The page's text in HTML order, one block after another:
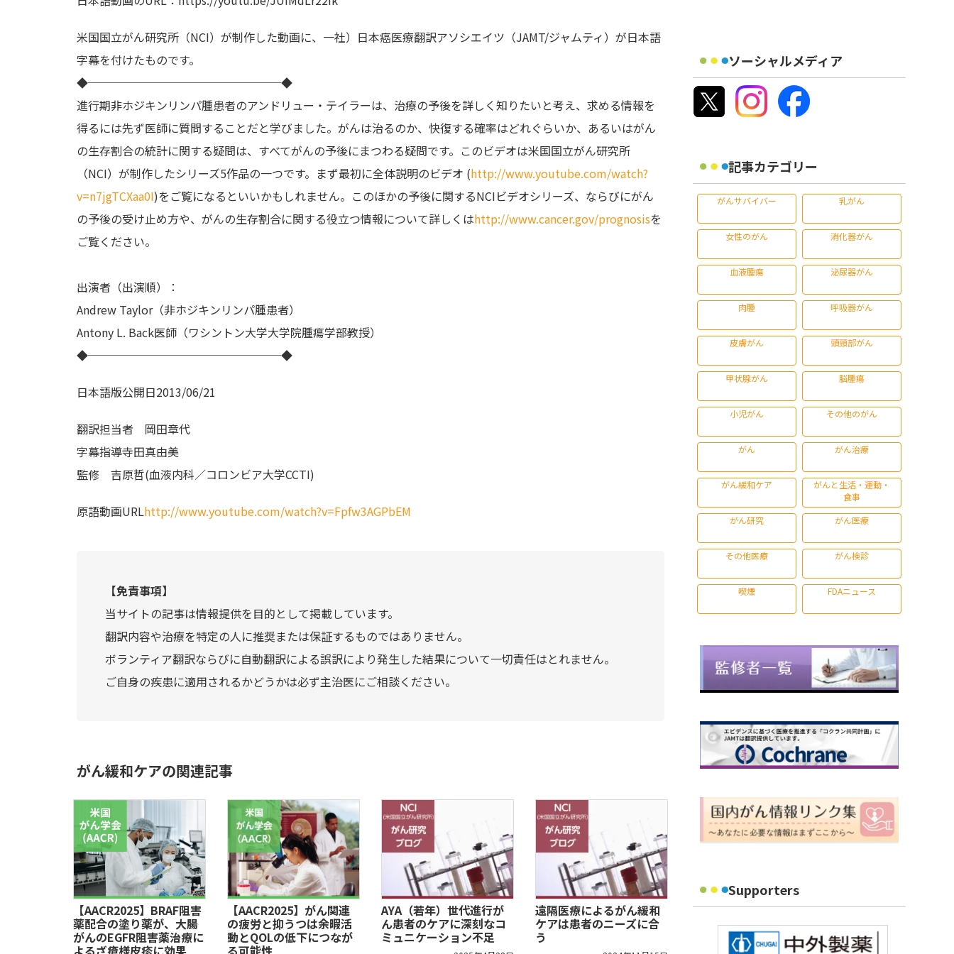
米国国立がん研究所（NCI）が制作した動画に、一社）日本癌医療翻訳アソシエイツ（JAMT/ジャムティ）が日本語
字幕を付けたものです。
◆─────────────────◆
進行期非ホジキンリンパ腫患者のアンドリュー・テイラーは、治療の予後を詳しく知りた­いと考え、求める情報を
得るには先ず医師に質問することだと学びました。がんは治るのか­、快復する確率はどれぐらいか、あるいはがん
の生存割合の統計に関する疑問は、すべてがんの­予後にまつわる疑問です。このビデオは米国国立がん研究所
（NCI）が制作したシリーズ­5作品の一つです。まず最初に全体説明のビデオ (http://www.youtube.com/watch?
v=n7jgTCXaa0I)をご覧になるといいかもしれません。このほかの予後に関するNCIビデオシリーズ、 ­ならびにがん
の予後の受け止め方や、がんの生存割合に関する役立つ情報について詳しくはhttp://www.cancer.gov/prognosisを
ご覧ください。
出演者（出演順）：
Andrew Taylor（非ホジキンリンパ腫患者）
Antony L. Back医師（ワシントン大学大学院腫瘍学部教授）
◆─────────────────◆
日本語版公開日2013/06/21
翻訳担当者 岡田章代
字幕指導寺田真由美
監修 吉原哲(血液内科／コロンビア大学CCTI)
原語動画URLhttp://www.youtube.com/watch?v=Fpfw3AGPbEM
【免責事項】
当サイトの記事は情報提供を目的として掲載しています。
翻訳内容や治療を特定の人に推奨または保証するものではありません。
ボランティア翻訳ならびに自動翻訳による誤訳により発生した結果について一切責任はとれません。
ご自身の疾患に適用されるかどうかは必ず主治医にご相談ください。
がん緩和ケアの関連記事
【AACR2025】BRAF阻害
薬配合の塗り薬が、大腸
がんのEGFR阻害薬治療に
よるざ瘡様皮疹に効果
【AACR2025】がん関連
の疲労と抑うつは余暇活
動とQOLの低下につなが
る可能性
AYA（若年）世代進行が
ん患者のケアに深刻なコ
ミュニケーション不足
遠隔医療によるがん緩和
ケアは患者のニーズに合
う
ソーシャルメディア
記事カテゴリー
がんサバイバー 乳がん
女性のがん 消化器がん
血液腫瘍 泌尿器がん
肉腫 呼吸器がん
皮膚がん 頭頸部がん
甲状腺がん 脳腫瘍
小児がん その他のがん
がん がん治療
がん緩和ケア
がんと生活・運動・
食事
がん研究
がん医療
その他医療 がん検診
喫煙 FDAニュース
Supporters